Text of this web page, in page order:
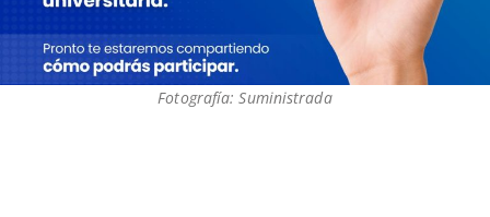
Fotografía: Suministrada